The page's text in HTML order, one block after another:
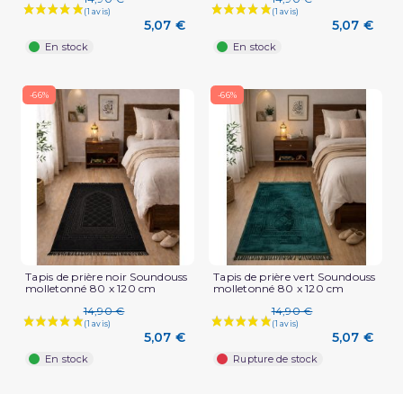
5,07 €
En stock
5,07 €
En stock
-66%
Tapis de prière noir Soundouss
molletonné 80 x 120 cm
14,90 €
5,07 €
En stock
-66%
Tapis de prière vert Soundouss
molletonné 80 x 120 cm
14,90 €
5,07 €
Rupture de stock